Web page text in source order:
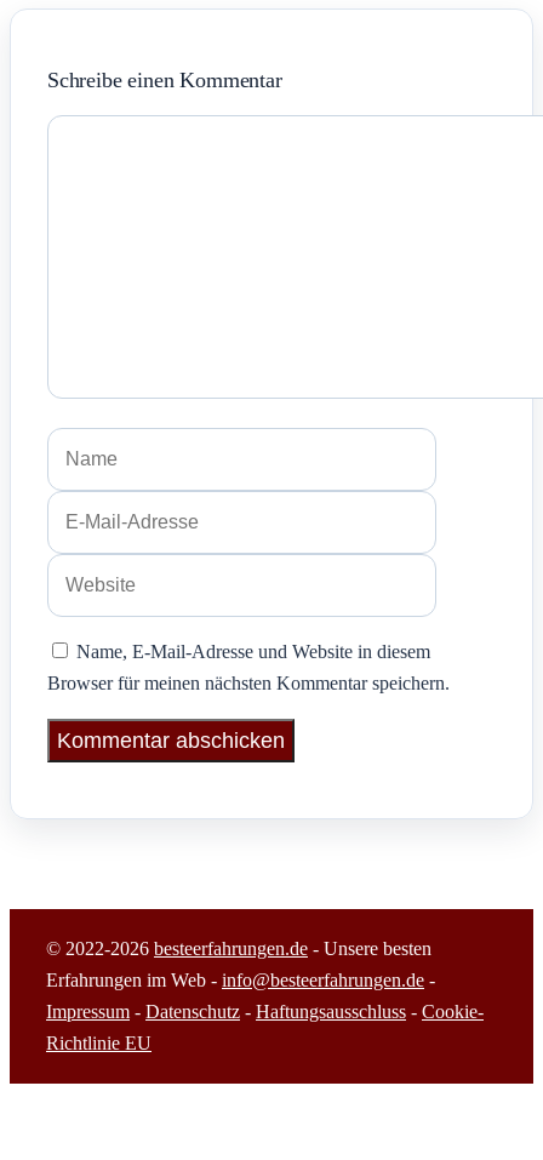
Schreibe einen Kommentar
Kommentar
Name
E-
Adresse
Website
Name, E-Mail-Adresse und Website in diesem
Browser für meinen nächsten Kommentar speichern.
© 2022-2026 besteerfahrungen.de - Unsere besten
Erfahrungen im Web - info@besteerfahrungen.de -
Impressum - Datenschutz - Haftungsausschluss - Cookie-
Richtlinie EU